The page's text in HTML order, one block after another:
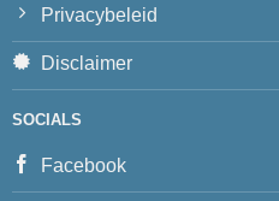
Privacybeleid
Disclaimer
SOCIALS
Facebook